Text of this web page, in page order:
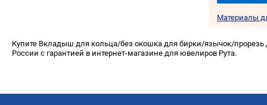
Материалы
Купите Вкладыш для кольца/без окошка для бирки/язычок/прорезь
России с гарантией в интернет-магазине для ювелиров Рута.